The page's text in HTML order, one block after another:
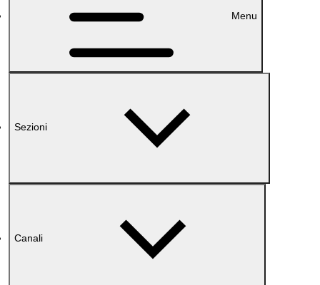
Menu
Sezioni
Canali